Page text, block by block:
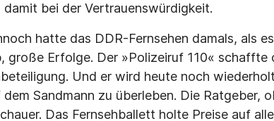
damit bei der Vertrauenswürdigkeit.
hatte das DDR-Fernsehen damals, als
große Erfolge. Der »Polizeiruf 110«
Und er wird heute noch
dem Sandmann zu überleben. Die Ratgeber,
Das Fernsehballett holte Preise auf